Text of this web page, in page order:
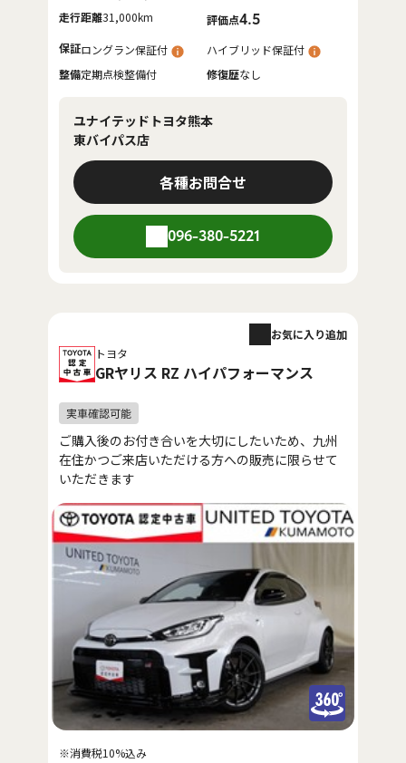
走行距離31,000km 評価点4.5
保証ロングラン保証付
ハイブリッド保証付
整備定期点検整備付 修復歴なし
ユナイテッドトヨタ熊本
東バイパス店
各種お問合せ
096-380-5221
トヨタ
GRヤリス RZ ハイパフォーマンス
お気に入り追加
ご購入後のお付き合いを大切にしたいため、九州
在住かつご来店いただける方への販売に限らせて
いただきます
※消費税10%込み